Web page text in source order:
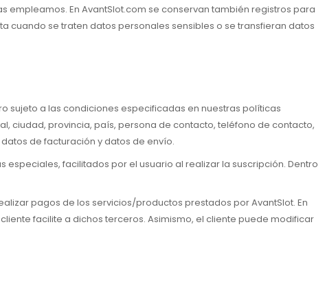
En AvantSlot.com se conservan también registros para
cuando se traten datos personales sensibles o se transfieran datos
sujeto a las condiciones especificadas en nuestras políticas
ciudad, provincia, país, persona de contacto, teléfono de contacto,
de facturación y datos de envío.
facilitados por el usuario al realizar la suscripción. Dentro
pagos de los servicios/productos prestados por AvantSlot. En
facilite a dichos terceros. Asimismo, el cliente puede modificar